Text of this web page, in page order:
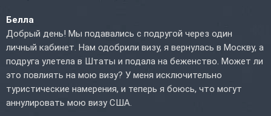
Белла
Добрый день! Мы подавались с подругой через один
личный кабинет. Нам одобрили визу, я вернулась в Москву, а
подруга улетела в Штаты и подала на беженство. Может ли
это повлиять на мою визу? У меня исключительно
туристические намерения, и теперь я боюсь, что могут
аннулировать мою визу США.